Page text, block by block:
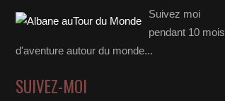
Suivez moi
pendant 10 mois
d'aventure autour du monde...
SUIVEZ-MOI